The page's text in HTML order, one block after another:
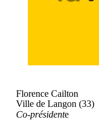
Florence Cailton
Ville de Langon (33)
Co-présidente